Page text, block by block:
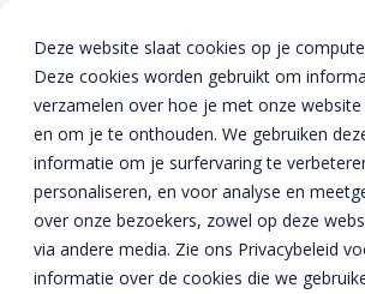
Deze website slaat cookies op je
Deze cookies worden gebruikt om
verzamelen over hoe je met onze
en om je te onthouden. We gebruiken
informatie om je surfervaring te
personaliseren, en voor analyse en
over onze bezoekers, zowel op deze
via andere media. Zie ons Privacybeleid
informatie over de cookies die we
Producten
Beton
Betonproducten
Staal
BTE Groep
Home» Producten»Beton»
Balkons